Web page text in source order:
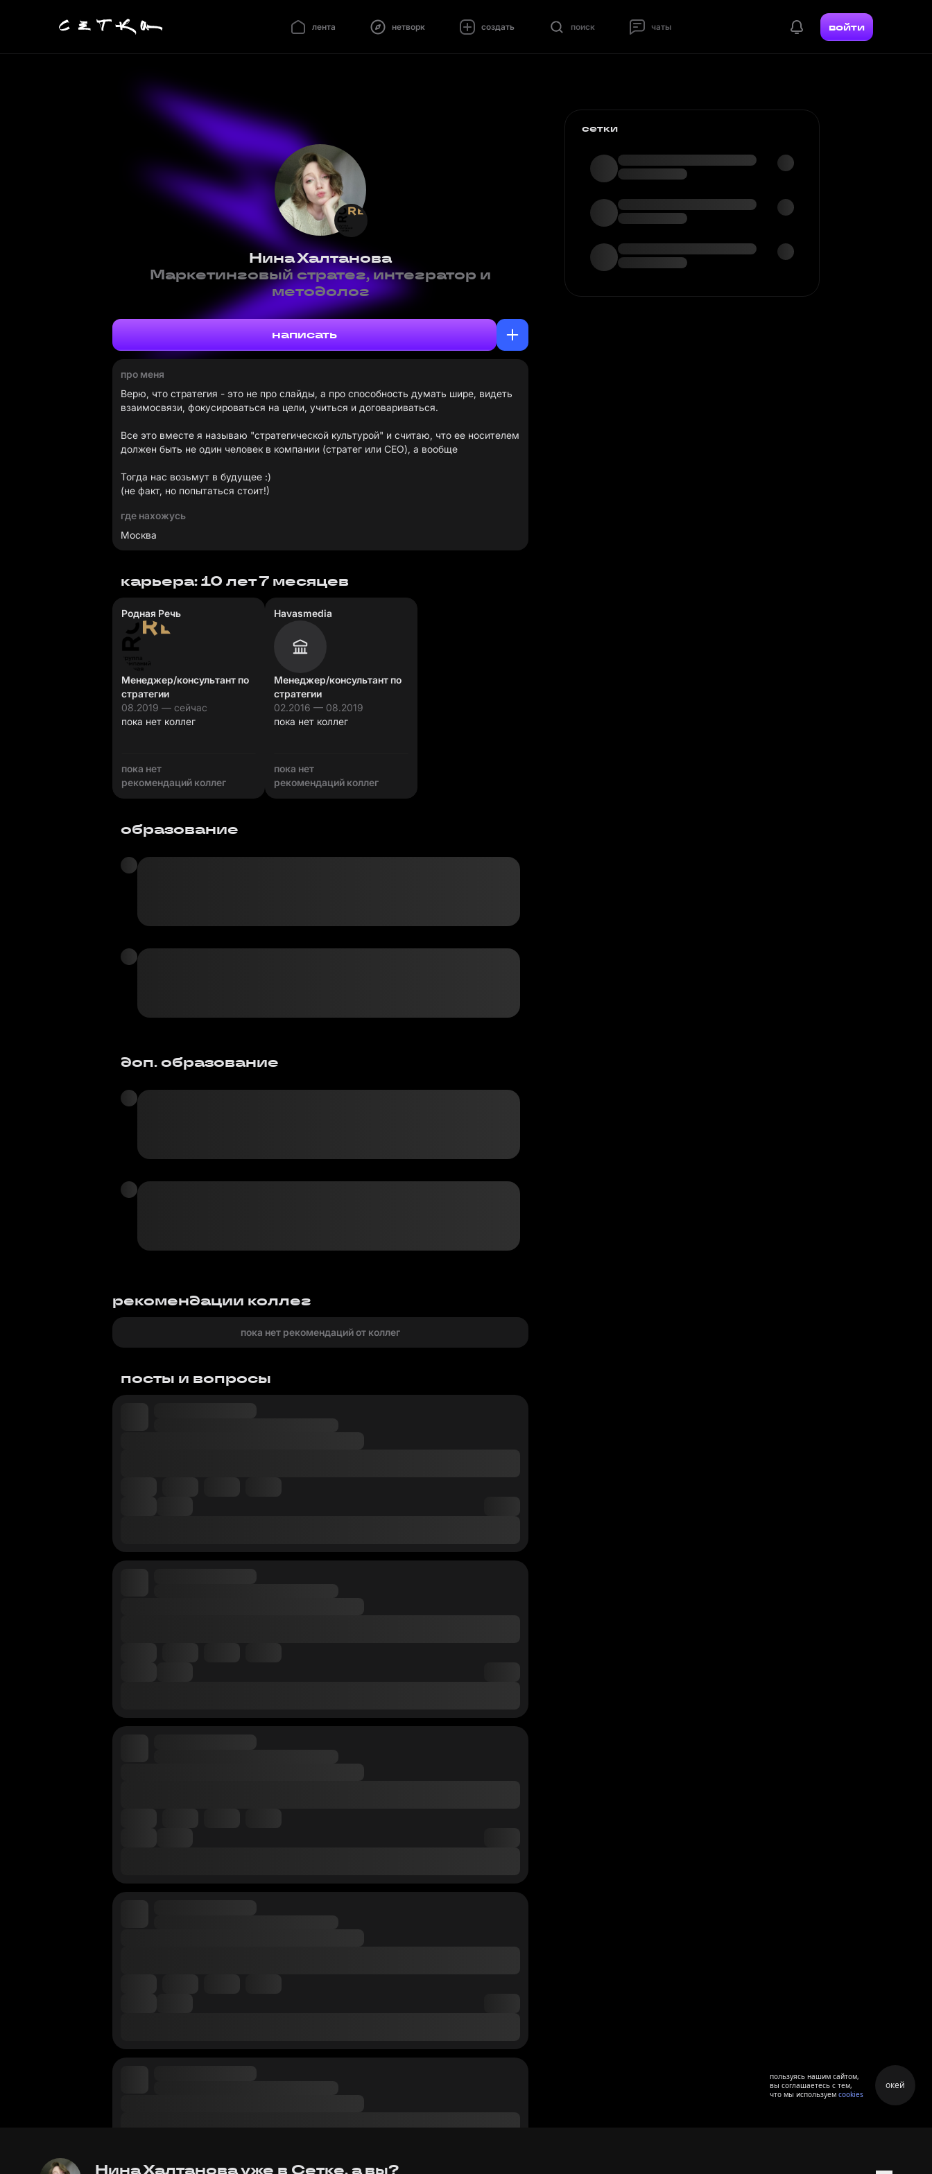
лента нетворк создать поиск чаты войти
Нина Халтанова
Маркетинговый стратег, интегратор и
методолог
написать
про меня
Верю, что стратегия - это не про слайды, а про способность думать шире, видеть
взаимосвязи, фокусироваться на цели, учиться и договариваться.
Все это вместе я называю "стратегической культурой" и считаю, что ее носителем
должен быть не один человек в компании (стратег или CEO), а вообще
Тогда нас возьмут в будущее :)
(не факт, но попытаться стоит!)
где нахожусь
Москва
карьера: 10 лет 7 месяцев
Родная Речь
Менеджер/консультант по
стратегии
08.2019 — сейчас
пока нет коллег
пока нет
рекомендаций коллег
Havasmedia
Менеджер/консультант по
стратегии
02.2016 — 08.2019
пока нет коллег
пока нет
рекомендаций коллег
образование
доп. образование
рекомендации коллег
пока нет рекомендаций от коллег
посты и вопросы
сетки
Нина Халтанова уже в Сетке, а вы?
пользуясь нашим сайтом,
вы соглашаетесь с тем,
что мы используем cookies
окей